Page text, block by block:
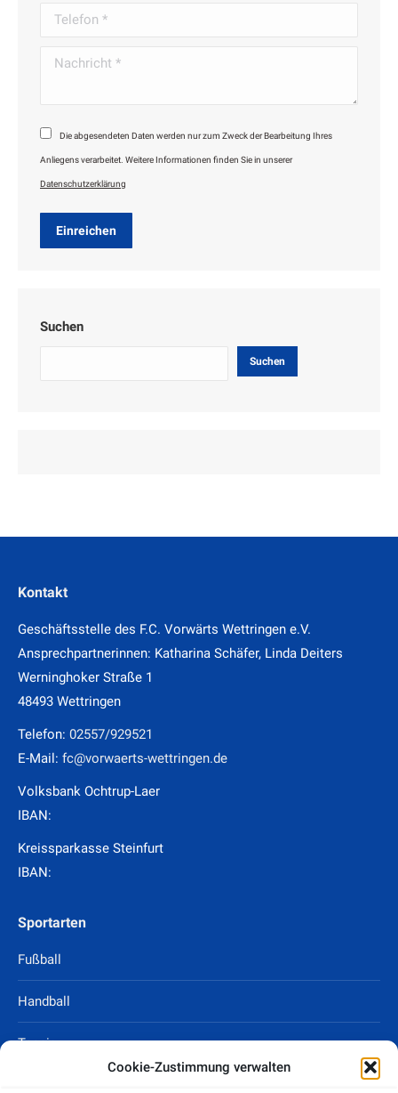
Cookie-Zustimmung verwalten
Telefon *
Nachricht *
Die abgesendeten Daten werden nur zum Zweck der Bearbeitung Ihres
Anliegens verarbeitet. Weitere Informationen finden Sie in unserer
Datenschutzerklärung
Einreichen
Suchen
Suchen
Kontakt
Geschäftsstelle des F.C. Vorwärts Wettringen e.V.
Ansprechpartnerinnen: Katharina Schäfer, Linda Deiters
Werninghoker Straße 1
48493 Wettringen
Telefon: 02557/929521
E-Mail: fc@vorwaerts-wettringen.de
Volksbank Ochtrup-Laer
IBAN:
Kreissparkasse Steinfurt
IBAN:
Sportarten
Fußball
Handball
Tennis